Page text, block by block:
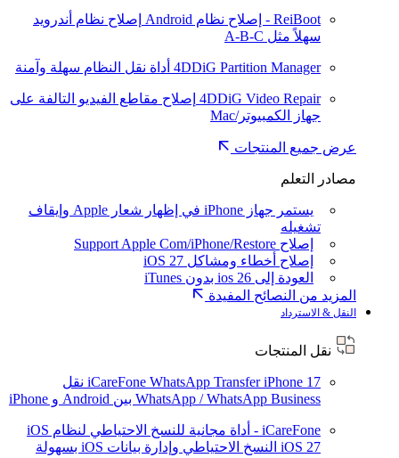
ReiBoot - إصلاح نظام Android
إصلاح نظام أندرويد
سهلاً مثل A-B-C
4DDiG Partition Manager أداة نقل النظام سهلة وآمنة
4DDiG Video Repair إصلاح مقاطع الفيديو التالفة على
جهاز الكمبيوتر/Mac
عرض جميع المنتجات
مصادر التعلم
يستمر جهاز iPhone في إظهار شعار Apple وإيقاف
تشغيله
إصلاح Support Apple Com/iPhone/Restore
إصلاح أخطاء ومشاكل iOS 27
العودة إلى ios 26 بدون iTunes
المزيد من النصائح المفيدة
النقل & الاسترداد
نقل المنتجات
iCareFone WhatsApp TransferiPhone 17
نقل
WhatsApp / WhatsApp Business بين Android و iPhone
iCareFone - أداة مجانية للنسخ الاحتياطي لنظام iOS
iOS 27 النسخ الاحتياطي وإدارة بيانات iOS بسهولة